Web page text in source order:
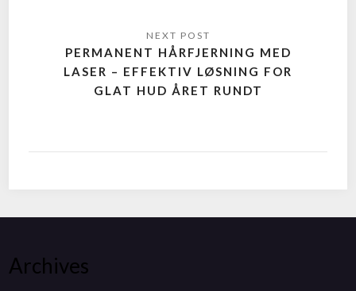
PERMANENT HÅRFJERNING MED
LASER – EFFEKTIV LØSNING FOR
GLAT HUD ÅRET RUNDT
Archives